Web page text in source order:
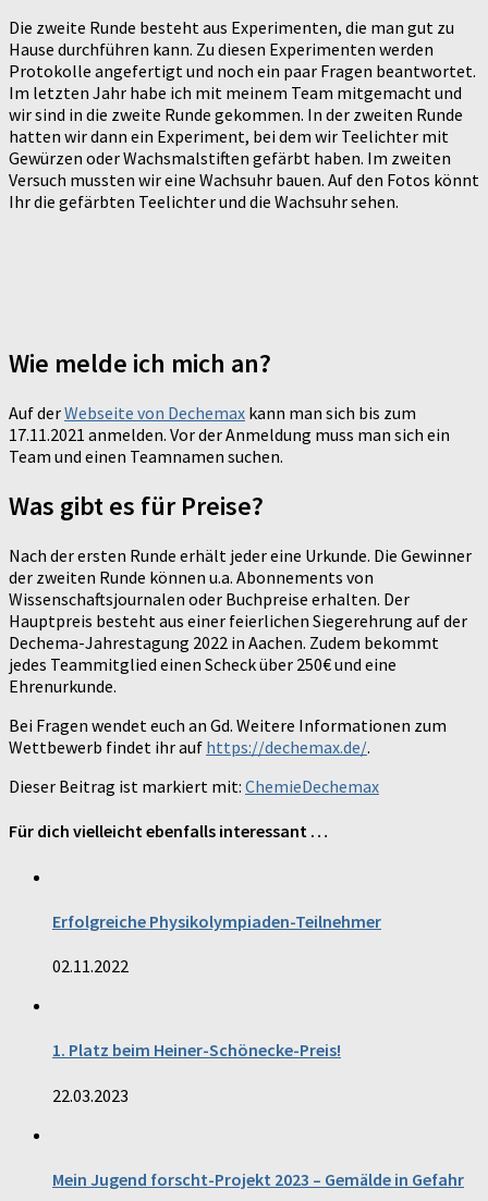
Die zweite Runde besteht aus Experimenten, die man gut zu
Hause durchführen kann. Zu diesen Experimenten werden
Protokolle angefertigt und noch ein paar Fragen beantwortet.
Im letzten Jahr habe ich mit meinem Team mitgemacht und
wir sind in die zweite Runde gekommen. In der zweiten Runde
hatten wir dann ein Experiment, bei dem wir Teelichter mit
Gewürzen oder Wachsmalstiften gefärbt haben. Im zweiten
Versuch mussten wir eine Wachsuhr bauen. Auf den Fotos könnt
Ihr die gefärbten Teelichter und die Wachsuhr sehen.
Wie melde ich mich an?
Auf derWebseite von Dechemax kann man sich bis zum
17.11.2021 anmelden. Vor der Anmeldung muss man sich ein
Team und einen Teamnamen suchen.
Was gibt es für Preise?
Nach der ersten Runde erhält jeder eine Urkunde. Die Gewinner
der zweiten Runde können u.a. Abonnements von
Wissenschaftsjournalen oder Buchpreise erhalten. Der
Hauptpreis besteht aus einer feierlichen Siegerehrung auf der
Dechema-Jahrestagung 2022 in Aachen. Zudem bekommt
jedes Teammitglied einen Scheck über 250€ und eine
Ehrenurkunde.
Bei Fragen wendet euch an Gd. Weitere Informationen zum
Wettbewerb findet ihr auf https://dechemax.de/.
Dieser Beitrag ist markiert mit: ChemieDechemax
Für dich vielleicht ebenfalls interessant …
Erfolgreiche Physikolympiaden-Teilnehmer
02.11.2022
1. Platz beim Heiner-Schönecke-Preis!
22.03.2023
Mein Jugend forscht-Projekt 2023 – Gemälde in Gefahr